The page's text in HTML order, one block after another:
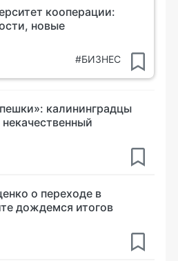
кооперации:
новые
#БИЗНЕС
калининградцы
о переходе в
дождемся итогов